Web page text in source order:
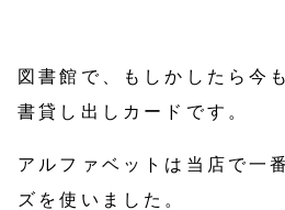
図書館で、もしかしたら今
書貸し出しカードです。
アルファベットは当店で一
ズを使いました。